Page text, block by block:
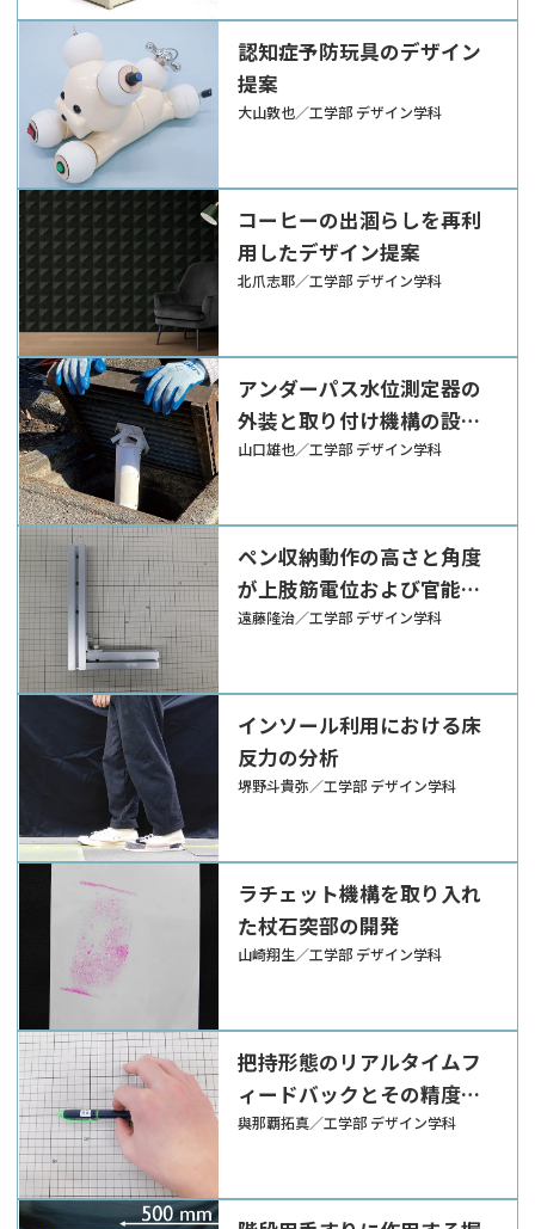
認知症予防玩具のデザイン
提案
大山敦也／工学部 デザイン学科
コーヒーの出涸らしを再利
用したデザイン提案
北爪志耶／工学部 デザイン学科
アンダーパス水位測定器の
外装と取り付け機構の設計
提案
山口雄也／工学部 デザイン学科
ペン収納動作の高さと角度
が上肢筋電位および官能評
価に与える影響分析
遠藤隆治／工学部 デザイン学科
インソール利用における床
反力の分析
堺野斗貴弥／工学部 デザイン学科
ラチェット機構を取り入れ
た杖石突部の開発
山崎翔生／工学部 デザイン学科
把持形態のリアルタイムフ
ィードバックとその精度向
上に関する研究
與那覇拓真／工学部 デザイン学科